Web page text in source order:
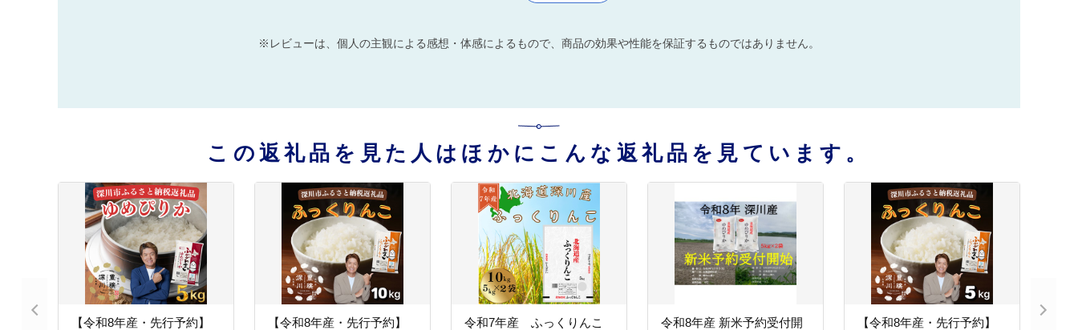
※レビューは、個人の主観による感想・体感によるもので、商品の効果や性能を保証するものではありません。
この返礼品を見た人はほかにこんな返礼品を見ています。
【令和8年産・先行予約】
【令和8年産・先行予約】
令和7年産 ふっくりんこ
令和8年産 新米予約受付開
【令和8年産・先行予約】